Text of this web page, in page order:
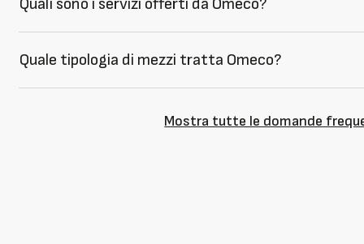
Quali sono i servizi offerti da Omeco?
Quale tipologia di mezzi tratta Omeco?
Mostra tutte le domande